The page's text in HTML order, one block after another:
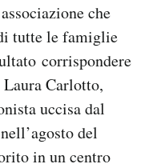
che
tutte le famiglie
corrispondere
Carlotto,
uccisa dal
del
in un centro